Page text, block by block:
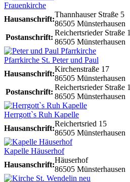
Frauenkirche
Hausanschrift:
Thannhauser Straße 5
86505 Münsterhausen
Postanschrift:
Reichertsrieder Straße 1
86505 Münsterhausen
Pfarrkirche St. Peter und Paul
Hausanschrift:
Kirchenstraße 17
86505 Münsterhausen
Postanschrift:
Reichertsrieder Straße 1
86505 Münsterhausen
Herrgott`s Ruh Kapelle
Hausanschrift:
Reichertsried 15
86505 Münsterhausen
Kapelle Häuserhof
Hausanschrift:
Häuserhof
86505 Münsterhausen